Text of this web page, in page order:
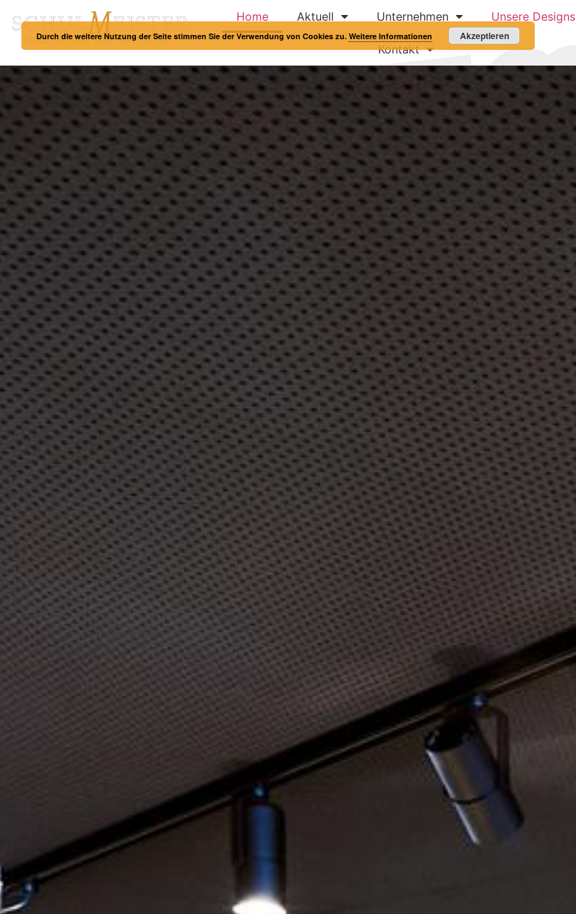
Home Aktuell Unternehmen Unsere Designs
Kontakt
Durch die weitere Nutzung der Seite stimmen Sie der Verwendung von Cookies zu. Weitere Informationen Akzeptieren